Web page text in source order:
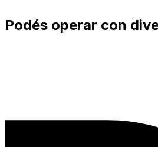
Podés operar con